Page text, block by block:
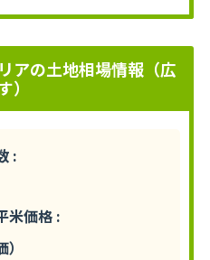
アの土地相場情報（広
:
米価格 :